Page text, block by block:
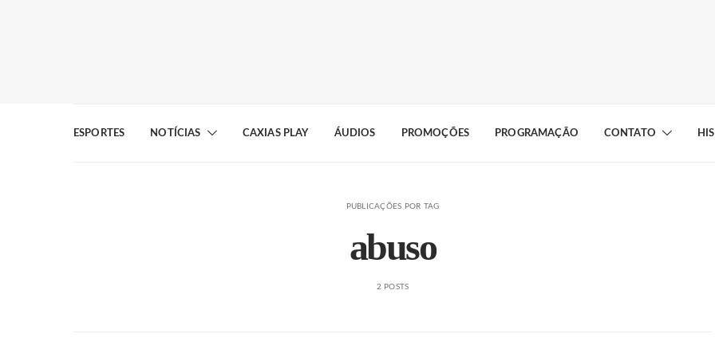
ESPORTES NOTÍCIAS CAXIAS PLAY ÁUDIOS PROMOÇÕES PROGRAMAÇÃO CONTATO
PUBLICAÇÕES POR TAG
abuso
2 POSTS